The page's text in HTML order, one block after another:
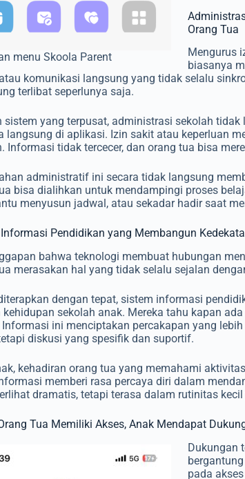
menu Skoola Parent
Orang Tua
Mengurus
biasanya
komunikasi langsung yang tidak selalu
terlibat seperlunya saja.
sistem yang terpusat, administrasi sekolah
langsung di aplikasi. Izin sakit atau keperluan
Informasi tidak tercecer, dan orang tua bisa
administratif ini secara tidak langsung
bisa dialihkan untuk mendampingi proses
menyusun jadwal, atau sekadar hadir saat
Pendidikan yang Membangun
bahwa teknologi membuat hubungan
merasakan hal yang tidak selalu sejalan
dengan tepat, sistem informasi
kehidupan sekolah anak. Mereka tahu kapan
ini menciptakan percakapan yang
diskusi yang spesifik dan suportif.
kehadiran orang tua yang memahami
memberi rasa percaya diri dalam
dramatis, tetapi terasa dalam rutinitas
Tua Memiliki Akses, Anak Mendapat
Dukungan
pada